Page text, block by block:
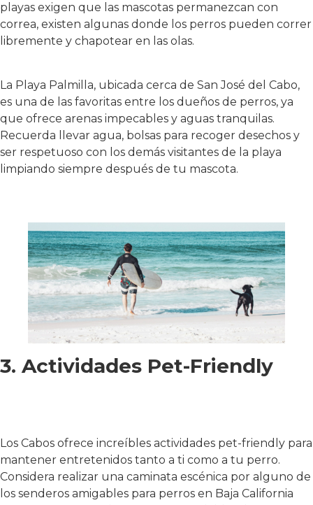
playas exigen que las mascotas permanezcan con
correa, existen algunas donde los perros pueden correr
libremente y chapotear en las olas.
La Playa Palmilla, ubicada cerca de San José del Cabo,
es una de las favoritas entre los dueños de perros, ya
que ofrece arenas impecables y aguas tranquilas.
Recuerda llevar agua, bolsas para recoger desechos y
ser respetuoso con los demás visitantes de la playa
limpiando siempre después de tu mascota.
3. Actividades Pet-Friendly
Los Cabos ofrece increíbles actividades pet-friendly para
mantener entretenidos tanto a ti como a tu perro.
Considera realizar una caminata escénica por alguno de
los senderos amigables para perros en Baja California